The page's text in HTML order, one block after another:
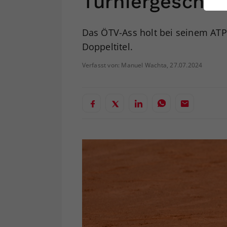
Das ÖTV-Ass holt bei seinem
Doppeltitel.
Verfasst von: Manuel Wachta, 27.07.2024